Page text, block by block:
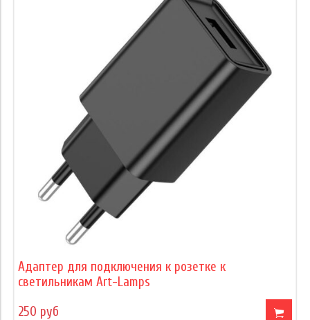
Адаптер для подключения к розетке к
светильникам Art-Lamps
250 руб